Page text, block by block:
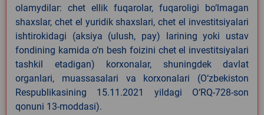
olamydilar: chet ellik fuqarolar, fuqaroligi bo‘lmagan
shaxslar, chet el yuridik shaxslari, chet el investitsiyalari
ishtirokidagi (aksiya (ulush, pay) larining yoki ustav
fondining kamida o‘n besh foizini chet el investitsiyalari
tashkil etadigan) korxonalar, shuningdek davlat
organlari, muassasalari va korxonalari (O‘zbekiston
Respublikasining 15.11.2021 yildagi O‘RQ-728-son
qonuni 13-moddasi).